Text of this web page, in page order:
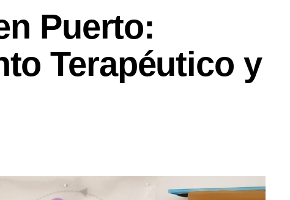
Puerto:
Terapéutico y